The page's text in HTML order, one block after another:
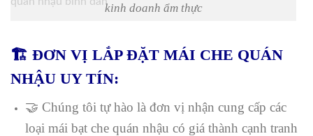
kinh doanh ẩm thực
🏗️ ĐƠN VỊ LẮP ĐẶT MÁI CHE QUÁN
NHẬU UY TÍN:
🤝 Chúng tôi tự hào là đơn vị nhận cung cấp các
loại mái bạt che quán nhậu có giá thành cạnh tranh